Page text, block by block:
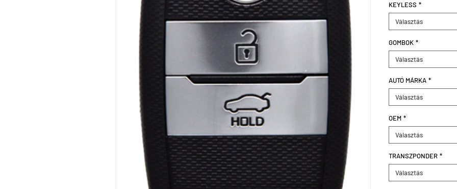
KEYLESS *
Választás
GOMBOK *
Választás
AUTÓ MÁRKA *
Választás
OEM *
Választás
TRANSZPONDER *
Választás